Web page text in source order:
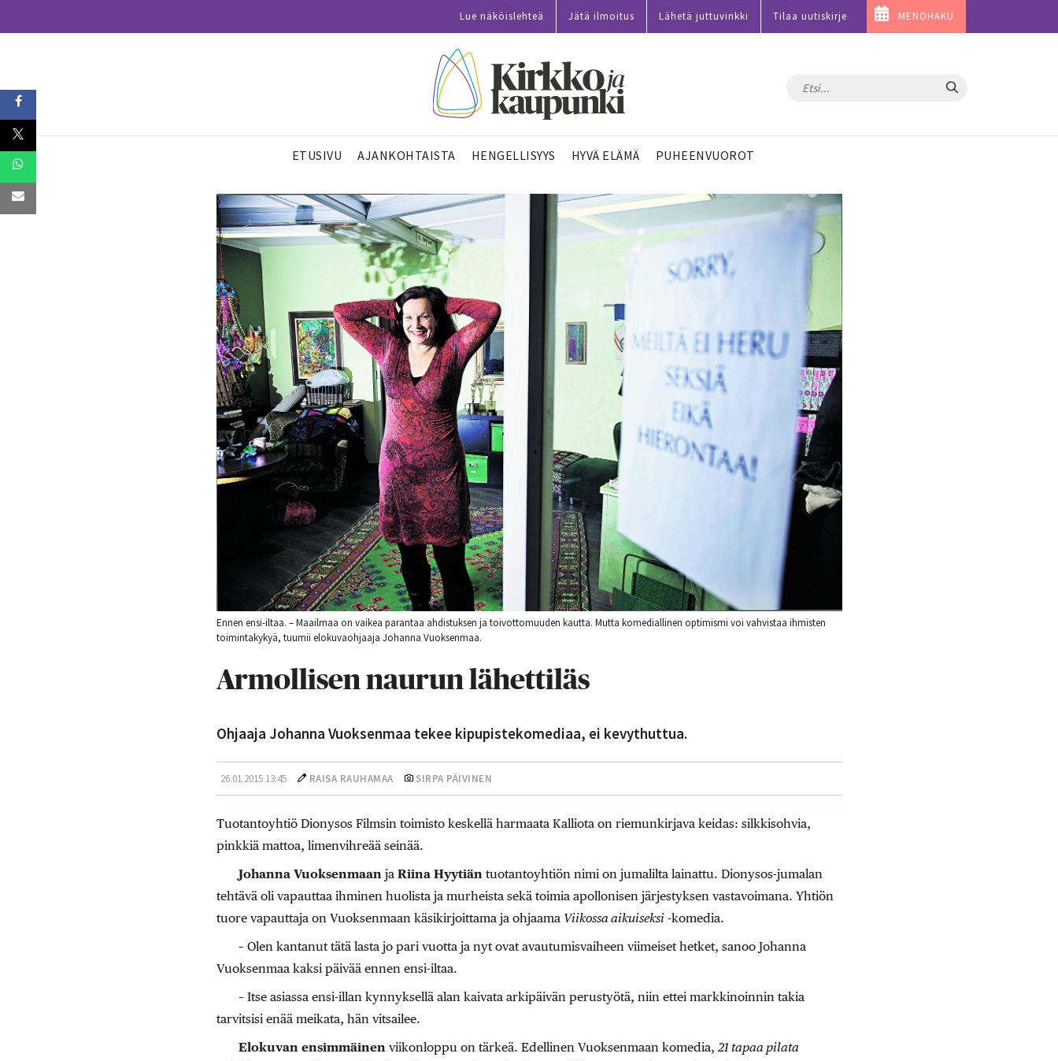
Lue näköislehteä Jätä ilmoitus Lähetä juttuvinkki Tilaa uutiskirje MENOHAKU
Hae
ETUSIVU AJANKOHTAISTA HENGELLISYYS HYVÄ ELÄMÄ PUHEENVUOROT
Ennen ensi-iltaa. – Maailmaa on vaikea parantaa ahdistuksen ja toivottomuuden kautta. Mutta komediallinen optimismi voi vahvistaa ihmisten
toimintakykyä, tuumii elokuvaohjaaja Johanna Vuoksenmaa.
Armollisen naurun lähettiläs
Ohjaaja Johanna Vuoksenmaa tekee kipupistekomediaa, ei kevythuttua.
26.01.2015 13:45 RAISA RAUHAMAA SIRPA PÄIVINEN
Tuotantoyhtiö Dionysos Filmsin toimisto keskellä harmaata Kalliota on riemunkirjava keidas: silkkisohvia,
pinkkiä mattoa, limenvihreää seinää.
Johanna Vuoksenmaan ja Riina Hyytiän tuotantoyhtiön nimi on jumalilta lainattu. Dionysos-jumalan
tehtävä oli vapauttaa ihminen huolista ja murheista sekä toimia apollonisen järjestyksen vastavoimana. Yhtiön
tuore vapauttaja on Vuoksenmaan käsikirjoittama ja ohjaama Viikossa aikuiseksi-komedia.
– Olen kantanut tätä lasta jo pari vuotta ja nyt ovat avautumisvaiheen viimeiset hetket, sanoo Johanna
Vuoksenmaa kaksi päivää ennen ensi-iltaa.
– Itse asiassa ensi-illan kynnyksellä alan kaivata arkipäivän perustyötä, niin ettei markkinoinnin takia
tarvitsisi enää meikata, hän vitsailee.
Elokuvan ensimmäinenviikonloppu on tärkeä. Edellinen Vuoksenmaan komedia,21 tapaa pilata